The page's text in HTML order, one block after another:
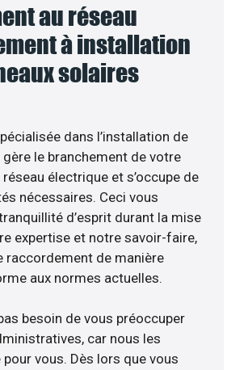
au réseau
à installation
solaires
dans l’installation de
gère le branchement de votre
électrique et s’occupe de
nécessaires. Ceci vous
d’esprit durant la mise
expertise et notre savoir-faire,
raccordement de manière
aux normes actuelles.
besoin de vous préoccuper
car nous les
vous. Dès lors que vous